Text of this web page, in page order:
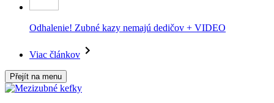
Odhalenie! Zubné kazy nemajú dedičov + VIDEO
Viac článkov
Přejít na menu